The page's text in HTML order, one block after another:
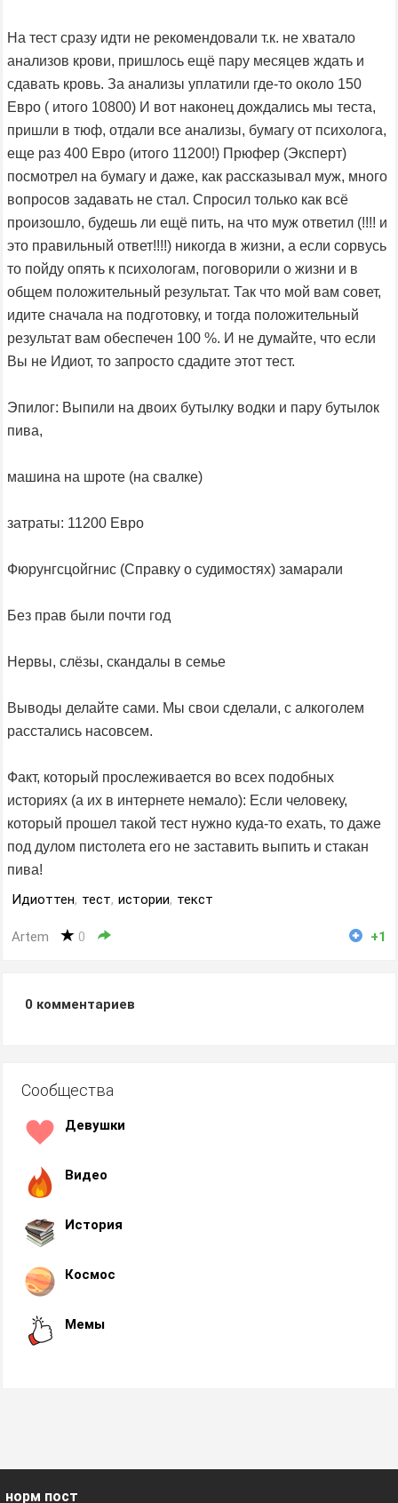
На тест сразу идти не рекомендовали т.к. не хватало
анализов крови, пришлось ещё пару месяцев ждать и
сдавать кровь. За анализы уплатили где-то около 150
Евро ( итого 10800) И вот наконец дождались мы теста,
пришли в тюф, отдали все анализы, бумагу от психолога,
еще раз 400 Евро (итого 11200!) Прюфер (Эксперт)
посмотрел на бумагу и даже, как рассказывал муж, много
вопросов задавать не стал. Спросил только как всё
произошло, будешь ли ещё пить, на что муж ответил (!!!! и
это правильный ответ!!!!) никогда в жизни, а если сорвусь
то пойду опять к психологам, поговорили о жизни и в
общем положительный результат. Так что мой вам совет,
идите сначала на подготовку, и тогда положительный
результат вам обеспечен 100 %. И не думайте, что если
Вы не Идиот, то запросто сдадите этот тест.
Эпилог: Выпили на двоих бутылку водки и пару бутылок
пива,
машина на шроте (на свалке)
затраты: 11200 Евро
Фюрунгсцойгнис (Справку о судимостях) замарали
Без прав были почти год
Нервы, слёзы, скандалы в семье
Выводы делайте сами. Мы свои сделали, с алкоголем
расстались насовсем.
Факт, который прослеживается во всех подобных
историях (а их в интернете немало): Если человеку,
который прошел такой тест нужно куда-то ехать, то даже
под дулом пистолета его не заставить выпить и стакан
пива!
Идиоттен, тест, истории, текст
Artem 0 +1
0 комментариев
Сообщества
Девушки
Видео
История
Космос
Мемы
норм пост